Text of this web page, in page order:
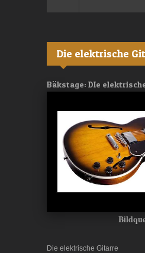
Die elektrische
Bäkstage: DIe
Die elektrische Gitarre